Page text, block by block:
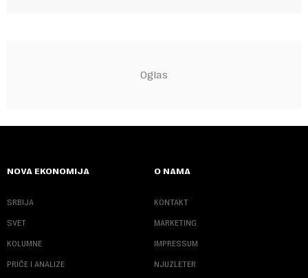
NOVA EKONOMIJA
SRBIJA
SVET
KOLUMNE
PRIČE I ANALIZE
O NAMA
KONTAKT
MARKETING
IMPRESSUM
NJUZLETER